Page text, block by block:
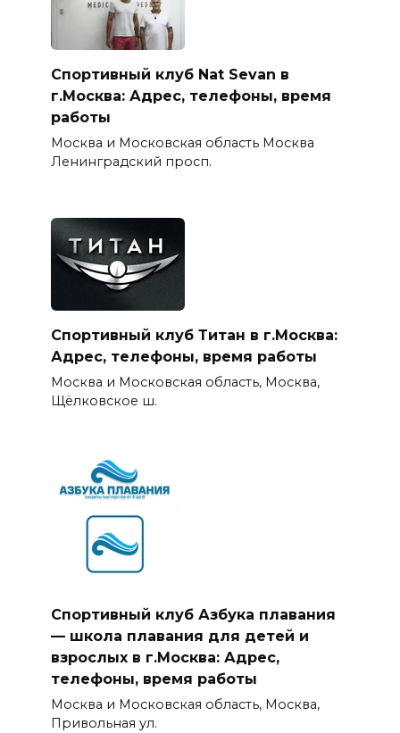
Спортивный клуб Nat Sevan в
г.Москва: Адрес, телефоны, время
работы
Москва и Московская область Москва
Ленинградский просп.
Спортивный клуб Титан в г.Москва:
Адрес, телефоны, время работы
Москва и Московская область, Москва,
Щёлковское ш.
Спортивный клуб Азбука плавания
— школа плавания для детей и
взрослых в г.Москва: Адрес,
телефоны, время работы
Москва и Московская область, Москва,
Привольная ул.